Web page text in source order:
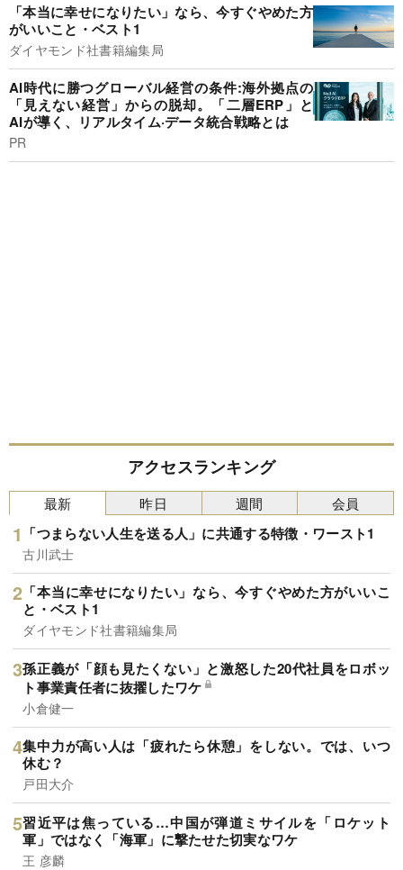
「本当に幸せになりたい」なら、今すぐやめた方
がいいこと・ベスト1
ダイヤモンド社書籍編集局
AI時代に勝つグローバル経営の条件:海外拠点の
「見えない経営」からの脱却。「二層ERP」と
AIが導く、リアルタイム·データ統合戦略とは
PR
アクセスランキング
最新
「つまらない人生を送る人」に共通する特徴・ワースト1
古川武士
「本当に幸せになりたい」なら、今すぐやめた方がいいこ
と・ベスト1
ダイヤモンド社書籍編集局
孫正義が「顔も見たくない」と激怒した20代社員をロボッ
ト事業責任者に抜擢したワケ
小倉健一
集中力が高い人は「疲れたら休憩」をしない。では、いつ
休む？
戸田大介
習近平は焦っている…中国が弾道ミサイルを「ロケット
軍」ではなく「海軍」に撃たせた切実なワケ
王 彦麟
昨日 週間 会員